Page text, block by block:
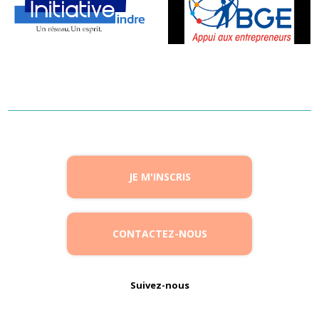
JE M'INSCRIS
CONTACTEZ-NOUS
Suivez-nous